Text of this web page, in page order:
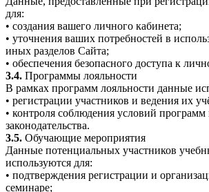
для:
• создания вашего личного кабинета;
• уточнения ваших потребностей в
иных разделов Сайта;
• обеспечения безопасного доступа к
3.4. Программы лояльности
В рамках программ лояльности данные
• регистрации участников и ведения их
• контроля соблюдения условий программ
законодательства.
3.5. Обучающие мероприятия
Данные потенциальных участников
используются для:
• подтверждения регистрации и
семинаре;